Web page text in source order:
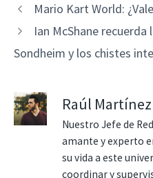
Mario Kart World:
Ian McShane
Sondheim y los chistes
Raúl Martínez
Nuestro Jefe de
amante y experto
su vida a este
coordinar y